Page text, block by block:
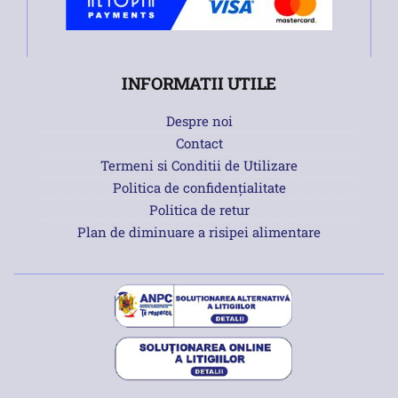
INFORMATII UTILE
Despre noi
Contact
Termeni si Conditii de Utilizare
Politica de confidențialitate
Politica de retur
Plan de diminuare a risipei alimentare